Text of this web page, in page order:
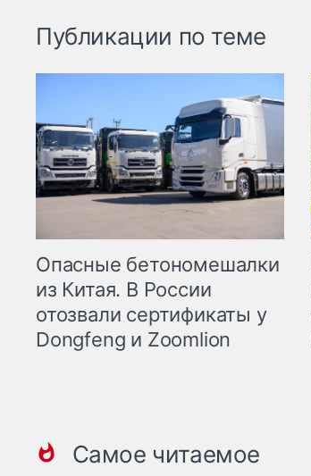
Публикации по теме
Опасные бетономешалки
из Китая. В России
отозвали сертификаты у
Dongfeng и Zoomlion
Самое читаемое